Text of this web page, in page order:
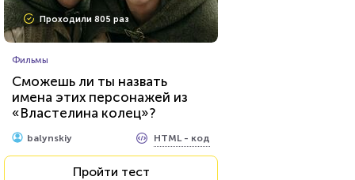
Проходили 646 раз
Тест на знание персонажей
сериалов от Netflix
Пройти тест
Проходили 805 раз
Фильмы
Сможешь ли ты назвать
имена этих персонажей из
«Властелина колец»?
balynskiy HTML - код
Пройти тест